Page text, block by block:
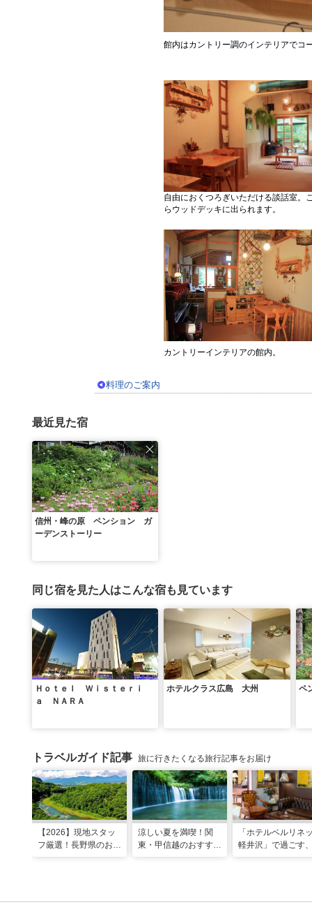
館内はカントリー調のインテリアでコ
自由におくつろぎいただける談話室。
らウッドデッキに出られます。
カントリーインテリアの館内。
料理のご案内
最近見た宿
信州・峰の原 ペンション ガ
ーデンストーリー
同じ宿を見た人はこんな宿も見ています
Ｈｏｔｅｌ Ｗｉｓｔｅｒｉ
ａ ＮＡＲＡ
ホテルクラス広島 大州 ペ
トラベルガイド記事 旅に行きたくなる旅行記事をお届け
【2026】現地スタッ
フ厳選！長野県のおす
涼しい夏を満喫！関
東・甲信越のおすすめ
「ホテルベルリネ
軽井沢」で過ごす